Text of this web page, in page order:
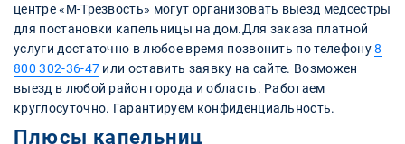
центре «М-Трезвость» могут организовать выезд медсестры
для постановки капельницы на дом.Для заказа платной
услуги достаточно в любое время позвонить по телефону8
800 302-36-47 или оставить заявку на сайте. Возможен
выезд в любой район города и область. Работаем
круглосуточно. Гарантируем конфиденциальность.
Плюсы капельниц